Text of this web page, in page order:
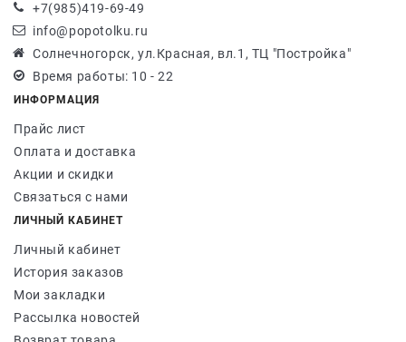
+7(985)419-69-49
info@popotolku.ru
Солнечногорск, ул.Красная, вл.1, ТЦ "Постройка"
Время работы: 10 - 22
ИНФОРМАЦИЯ
Прайс лист
Оплата и доставка
Акции и скидки
Связаться с нами
ЛИЧНЫЙ КАБИНЕТ
Личный кабинет
История заказов
Мои закладки
Рассылка новостей